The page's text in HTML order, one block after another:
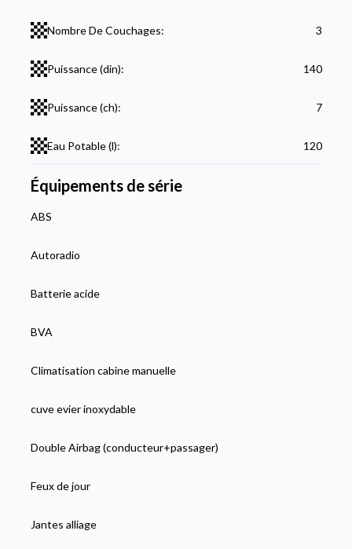
Nombre De Couchages: 3
Puissance (din): 140
Puissance (ch): 7
Eau Potable (l): 120
Équipements de série
ABS
Autoradio
Batterie acide
BVA
Climatisation cabine manuelle
cuve evier inoxydable
Double Airbag (conducteur+passager)
Feux de jour
Jantes alliage